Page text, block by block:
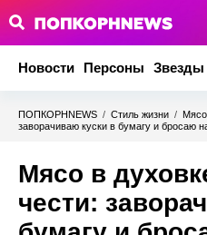
Новости Персоны Звезды
ПОПКОРНNEWS / Стиль жизни /
заворачиваю куски в бумагу и бросаю
Мясо в
чести: